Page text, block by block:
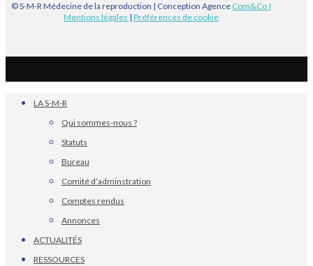
© S-M-R Médecine de la reproduction | Conception Agence Com&Co |
Mentions légales |Préférences de cookie
LA S-M-R
Qui sommes-nous ?
Statuts
Bureau
Comité d’adminstration
Comptes rendus
Annonces
ACTUALITÉS
RESSOURCES